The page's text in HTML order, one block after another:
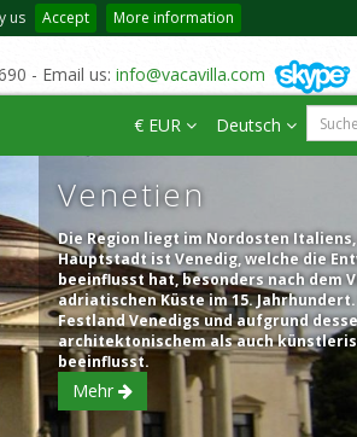
us Accept More information
- Email us: info@vacavilla.com
€ EUR Deutsch
Venetien
Die Region liegt im Nordosten
Hauptstadt ist Venedig, welche die
beeinflusst hat, besonders nach dem
adriatischen Küste im 15.
Festland Venedigs und aufgrund
architektonischem als auch
beeinflusst.
Mehr